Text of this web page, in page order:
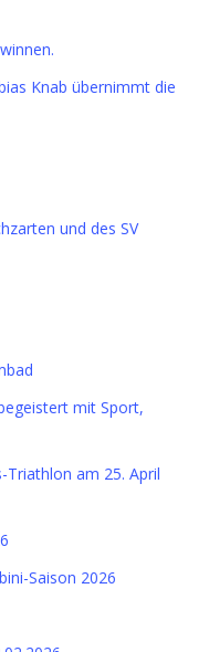
Knab übernimmt die
und des SV
mit Sport,
Triathlon am 25. April
Saison 2026